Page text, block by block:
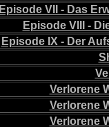
Episode VII - Das
Episode VIII -
Episode IX - Der
Verlorene
Verlorene
Verlorene